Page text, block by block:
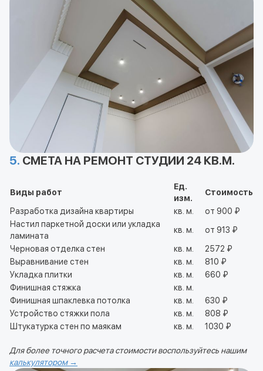
5. СМЕТА НА РЕМОНТ СТУДИИ 24 КВ.М.
Виды работ
Ед.
изм.
Стоимость
Разработка дизайна квартиры
кв. м.
от 900 ₽
Настил паркетной доски или укладка
ламината
кв. м.
от 913 ₽
Черновая отделка стен
кв. м.
2572 ₽
Выравнивание стен
кв. м.
810 ₽
Укладка плитки
кв. м.
660 ₽
Финишная стяжка
кв. м.
Финишная шпаклевка потолка
кв. м.
630 ₽
Устройство стяжки пола
кв. м.
808 ₽
Штукатурка стен по маякам
кв. м. 1030 ₽
Для более точного расчета стоимости воспользуйтесь нашим
калькулятором →